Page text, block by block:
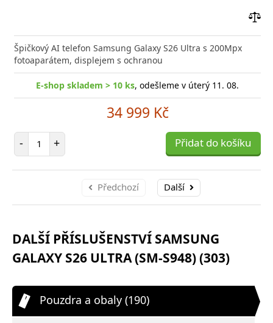
Špičkový AI telefon Samsung Galaxy S26 Ultra s 200Mpx
fotoaparátem, displejem s ochranou
E-shop skladem > 10 ks, odešleme v úterý 11. 08.
34 999 Kč
- Počet položek
+ Přidat do košíku
Předchozí Další
DALŠÍ PŘÍSLUŠENSTVÍ SAMSUNG
GALAXY S26 ULTRA (SM-S948) (303)
Pouzdra a obaly (190)